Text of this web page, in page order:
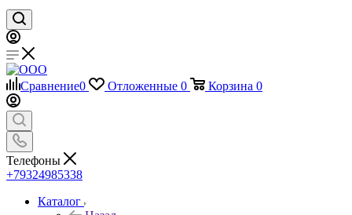
Сравнение0 Отложенные 0 Корзина 0
Телефоны
+79324985338
Каталог